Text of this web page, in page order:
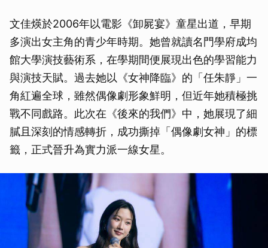
文佳煐於2006年以電影《卸屍宴》童星出道，早期
多演出女主角的青少年時期。她曾就讀名門學府成均
館大學演技藝術系，在學期間便展現出色的學習能力
與演技天賦。過去她以《女神降臨》的「任朱靜」一
角紅遍全球，雖然偶像劇形象鮮明，但近年她積極挑
戰不同戲路。此次在《後來的我們》中，她展現了細
膩且深刻的情感轉折，成功撕掉「偶像劇女神」的標
籤，正式晉升為實力派一線女星。